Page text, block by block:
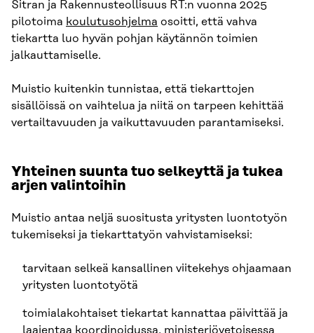
Sitran ja Rakennusteollisuus RT:n vuonna 2025
pilotoima koulutusohjelma osoitti, että vahva
tiekartta luo hyvän pohjan käytännön toimien
jalkauttamiselle.
Muistio kuitenkin tunnistaa, että tiekarttojen
sisällöissä on vaihtelua ja niitä on tarpeen kehittää
vertailtavuuden ja vaikuttavuuden parantamiseksi.
Yhteinen suunta tuo selkeyttä ja tukea
arjen valintoihin
Muistio antaa neljä suositusta yritysten luontotyön
tukemiseksi ja tiekarttatyön vahvistamiseksi:
tarvitaan selkeä kansallinen viitekehys ohjaamaan
yritysten luontotyötä
toimialakohtaiset tiekartat kannattaa päivittää ja
laajentaa koordinoidussa, ministeriövetoisessa